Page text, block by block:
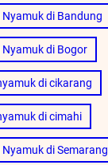
di Bandung
di Bogor
di cikarang
di cimahi
di Semarang